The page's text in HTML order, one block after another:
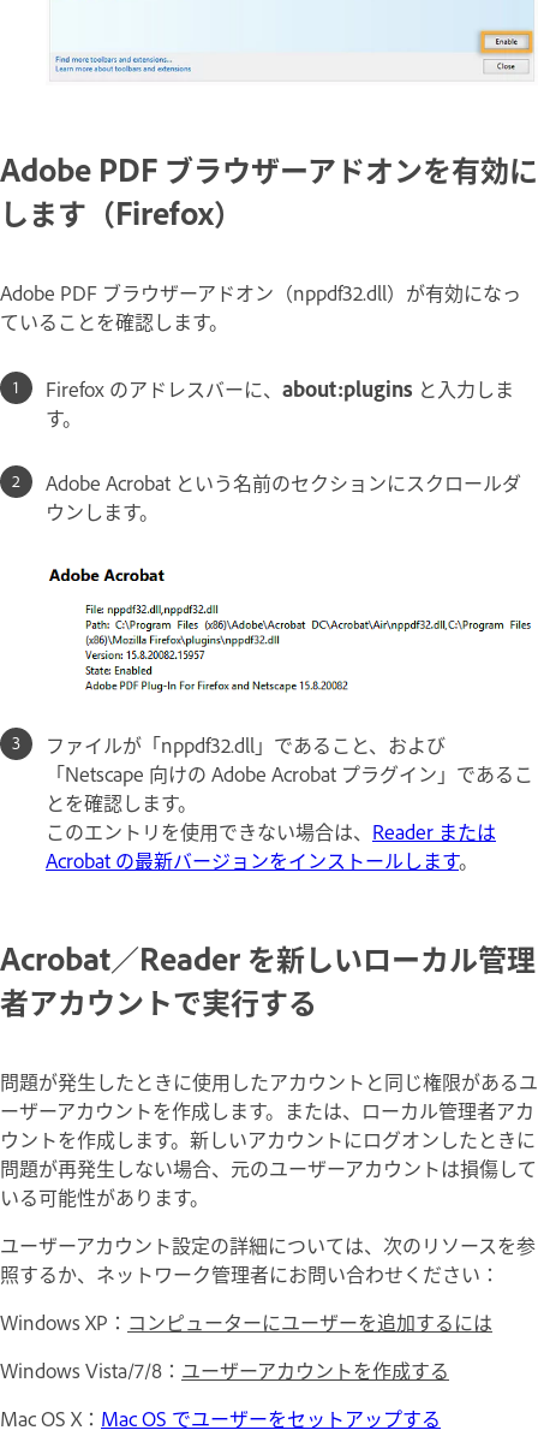
Adobe PDF ブラウザーアドオンを有効に
します（Firefox）
Adobe PDF ブラウザーアドオン（nppdf32.dll）が有効になっ
ていることを確認します。
Firefox のアドレスバーに、 about:plugins と入力しま
す。
Adobe Acrobat という名前のセクションにスクロールダ
ウンします。
ファイルが「nppdf32.dll」であること、および
「Netscape 向けの Adobe Acrobat プラグイン」であるこ
とを確認します。
このエントリを使用できない場合は、 Reader または
Acrobat の最新バージョンをインストールします。
Acrobat／Reader を新しいローカル管理
者アカウントで実行する
問題が発生したときに使用したアカウントと同じ権限があるユ
ーザーアカウントを作成します。または、ローカル管理者アカ
ウントを作成します。新しいアカウントにログオンしたときに
問題が再発生しない場合、元のユーザーアカウントは損傷して
いる可能性があります。
ユーザーアカウント設定の詳細については、次のリソースを参
照するか、ネットワーク管理者にお問い合わせください：
Windows XP： コンピューターにユーザーを追加するには
Windows Vista/7/8： ユーザーアカウントを作成する
Mac OS X： Mac OS でユーザーをセットアップする